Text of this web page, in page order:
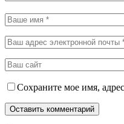
Сохраните мое имя,